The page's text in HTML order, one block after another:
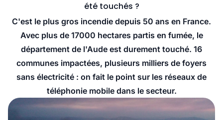
été touchés ?
C'est le plus gros incendie depuis 50 ans en France.
Avec plus de 17000 hectares partis en fumée, le
département de l'Aude est durement touché. 16
communes impactées, plusieurs milliers de foyers
sans électricité : on fait le point sur les réseaux de
téléphonie mobile dans le secteur.